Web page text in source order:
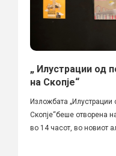
„ Илустрации од
на Скопје“
Изложбата „Илустрации
Скопје“беше отворена
во 14 часот, во новиот